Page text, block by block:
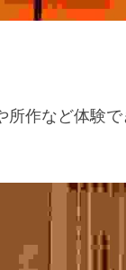
作など体験で